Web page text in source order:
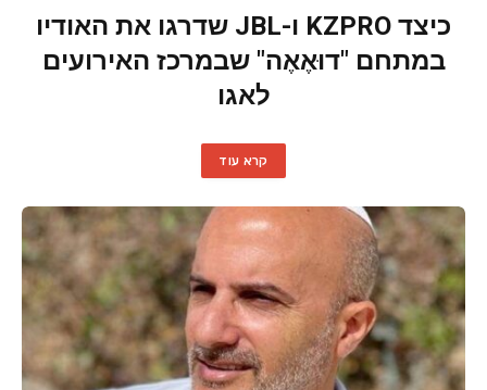
כיצד KZPRO ו-JBL שדרגו את האודיו
במתחם "דוּאֶאֶה" שבמרכז האירועים
לאגו
קרא עוד